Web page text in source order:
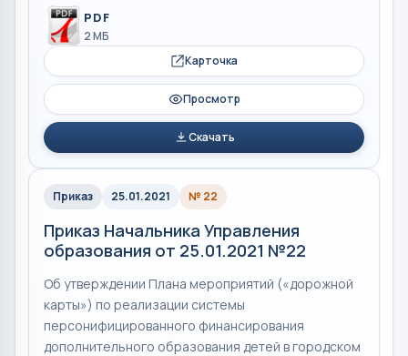
PDF
2 МБ
Карточка
Просмотр
Скачать
Приказ 25.01.2021 № 22
Приказ Начальника Управления
образования от 25.01.2021 №22
Об утверждении Плана мероприятий («дорожной
карты») по реализации системы
персонифицированного финансирования
дополнительного образования детей в городском